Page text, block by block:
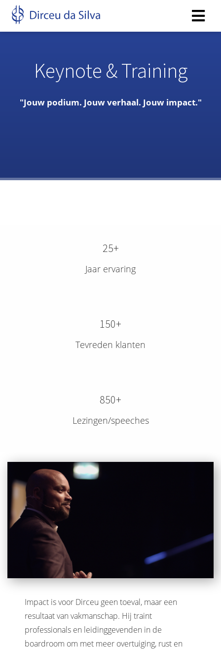
Keynote & Training
"Jouw podium. Jouw verhaal. Jouw impact."
25+
Jaar ervaring
150+
Tevreden klanten
850+
Lezingen/speeches
Impact is voor Dirceu geen toeval, maar een
resultaat van vakmanschap. Hij traint
professionals en leidinggevenden in de
boardroom om met meer overtuiging, rust en